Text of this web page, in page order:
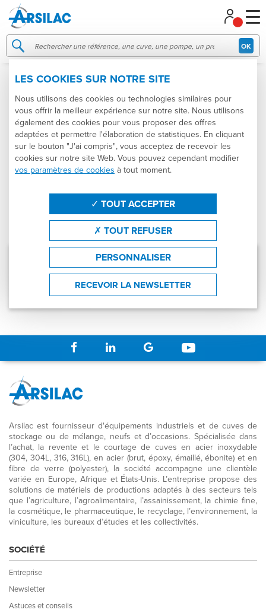
OK
FILTRE À CARTOUCHE
Catégories Produits
Marques
États
Trier par
Produit : Filtre à cartouche
Effacer les filtres
Résultats : 6 produits en stock(1 produits différents)
PROMOTION
Filtre - PEG 0768
DONALDSON
DONALDSON
Réf.006615
375 €1 250 €
Arsilac est fournisseur d'équipements industriels et de cuves de
stockage ou de mélange, neufs et d’occasions. Spécialisée dans
l’achat, la revente et le courtage de cuves en acier inoxydable
(304, 304L, 316, 316L), en acier (brut, époxy, émaillé, ébonite) et en
fibre de verre (polyester), la société accompagne une clientèle
variée en Europe, Afrique et États-Unis. L’entreprise propose des
solutions de matériels de productions adaptés à des secteurs tels
que l’agriculture, l’agroalimentaire, l’assainissement, la chimie fine,
la cosmétique, le pharmaceutique, le recyclage, l’environnement, la
viniculture, les bureaux d’études et les collectivités.
SOCIÉTÉ
Entreprise
Newsletter
Astuces et conseils
Gestion de vos préférences sur les cookies
LES COOKIES SUR NOTRE SITE
Nous utilisons des cookies ou technologies similaires pour
vous offrir la meilleur expérience sur notre site. Nous utilisons
également des cookies pour vous proposer des offres
adaptées et permettre l'élaboration de statistiques. En cliquant
sur le bouton "J'ai compris", vous acceptez de recevoir les
cookies sur notre site Web. Vous pouvez cependant modifier
vos paramètres de cookies à tout moment.
TOUT ACCEPTER
TOUT REFUSER
PERSONNALISER
RECEVOIR LA NEWSLETTER